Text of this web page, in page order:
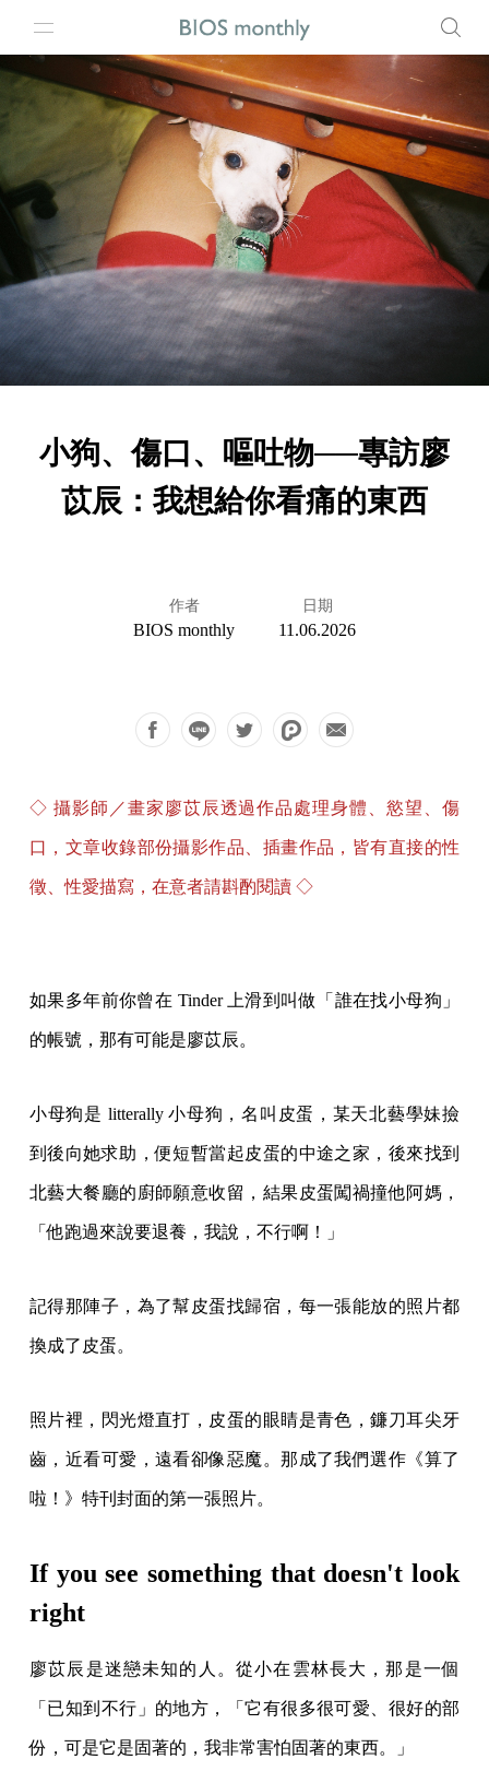
小狗、傷口、嘔吐物──專訪廖
苡辰：我想給你看痛的東西
作者
BIOS monthly
日期
11.06.2026
◇ 攝影師／畫家廖苡辰透過作品處理身體、慾望、傷
口，文章收錄部份攝影作品、插畫作品，皆有直接的性
徵、性愛描寫，在意者請斟酌閱讀 ◇
如果多年前你曾在 Tinder 上滑到叫做「誰在找小母狗」
的帳號，那有可能是廖苡辰。
小母狗是 litterally 小母狗，名叫皮蛋，某天北藝學妹撿
到後向她求助，便短暫當起皮蛋的中途之家，後來找到
北藝大餐廳的廚師願意收留，結果皮蛋闖禍撞他阿媽，
「他跑過來說要退養，我說，不行啊！」
記得那陣子，為了幫皮蛋找歸宿，每一張能放的照片都
換成了皮蛋。
照片裡，閃光燈直打，皮蛋的眼睛是青色，鐮刀耳尖牙
齒，近看可愛，遠看卻像惡魔。那成了我們選作《算了
啦！》特刊封面的第一張照片。
If you see something that doesn't look
right
廖苡辰是迷戀未知的人。從小在雲林長大，那是一個
「已知到不行」的地方，「它有很多很可愛、很好的部
份，可是它是固著的，我非常害怕固著的東西。」